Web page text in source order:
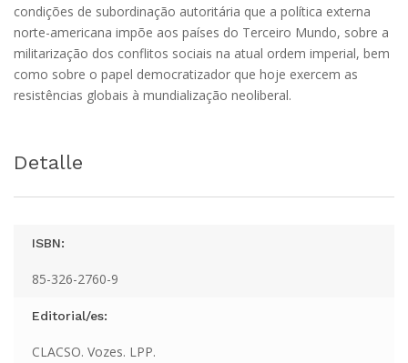
condições de subordinação autoritária que a política externa
norte-americana impõe aos países do Terceiro Mundo, sobre a
militarização dos conflitos sociais na atual ordem imperial, bem
como sobre o papel democratizador que hoje exercem as
resistências globais à mundialização neoliberal.
Detalle
ISBN:
85-326-2760-9
Editorial/es:
CLACSO. Vozes. LPP.